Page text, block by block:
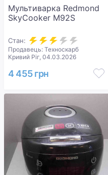
Мультиварка Redmond
SkyCooker M92S
Стан:
Продавець: Техноскарб
Кривий Ріг, 04.03.2026
4 455 грн